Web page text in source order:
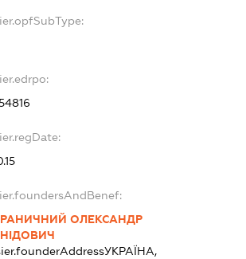
ОЛЕКСАНДР
УКРАЇНА,